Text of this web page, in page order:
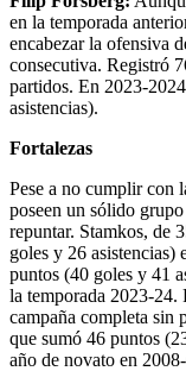
en la temporada
encabezar la ofensiva
consecutiva. Registró
partidos. En 2023-
asistencias).
Fortalezas
Pese a no cumplir con
poseen un sólido
repuntar. Stamkos, de
goles y 26 asistencias)
puntos (40 goles y 41
la temporada 2023-24.
campaña completa sin
que sumó 46 puntos
año de novato en